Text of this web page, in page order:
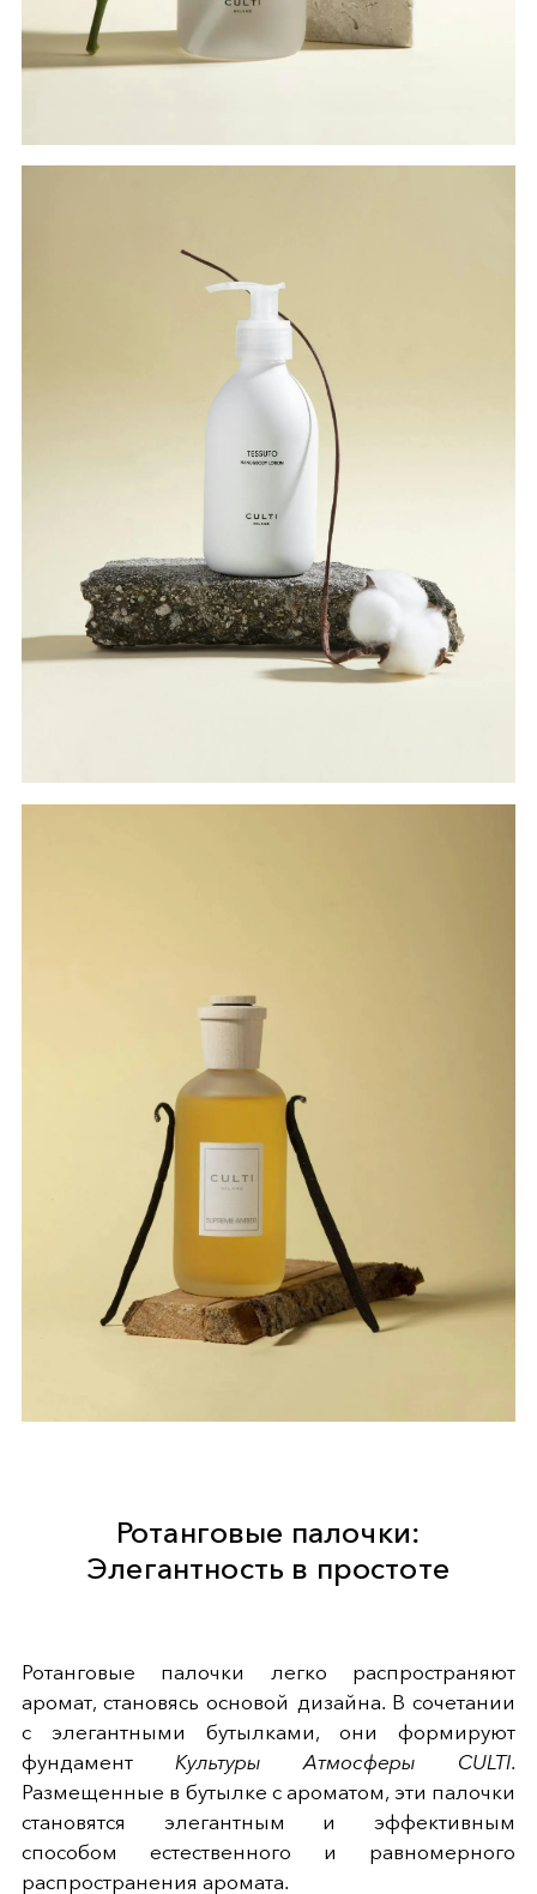
Ротанговые палочки:
Элегантность в простоте
Ротанговые палочки легко распространяют
аромат, становясь основой дизайна. В сочетании
с элегантными бутылками, они формируют
фундамент Культуры Атмосферы CULTI.
Размещенные в бутылке с ароматом, эти палочки
становятся элегантным и эффективным
способом естественного и равномерного
распространения аромата.